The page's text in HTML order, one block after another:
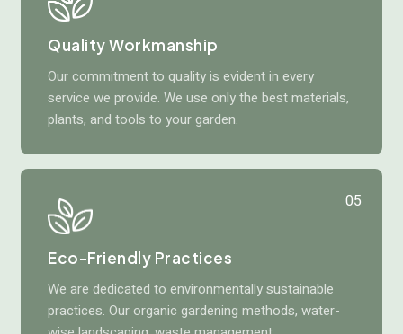
Quality Workmanship
Our commitment to quality is evident in every
service we provide. We use only the best materials,
plants, and tools to your garden.
05
Eco-Friendly Practices
We are dedicated to environmentally sustainable
practices. Our organic gardening methods, water-